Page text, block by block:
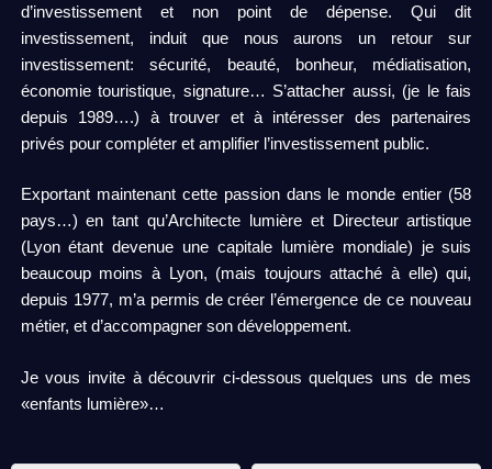
d’investissement et non point de dépense. Qui dit
investissement, induit que nous aurons un retour sur
investissement: sécurité, beauté, bonheur, médiatisation,
économie touristique, signature… S’attacher aussi, (je le fais
depuis 1989….) à trouver et à intéresser des partenaires
privés pour compléter et amplifier l’investissement public.
Exportant maintenant cette passion dans le monde entier (58
pays…) en tant qu’Architecte lumière et Directeur artistique
(Lyon étant devenue une capitale lumière mondiale) je suis
beaucoup moins à Lyon, (mais toujours attaché à elle) qui,
depuis 1977, m’a permis de créer l’émergence de ce nouveau
métier, et d’accompagner son développement.
Je vous invite à découvrir ci-dessous quelques uns de mes
«enfants lumière»…